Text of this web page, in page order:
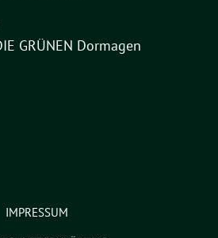
GRÜNEN Dormagen
IMPRESSUM